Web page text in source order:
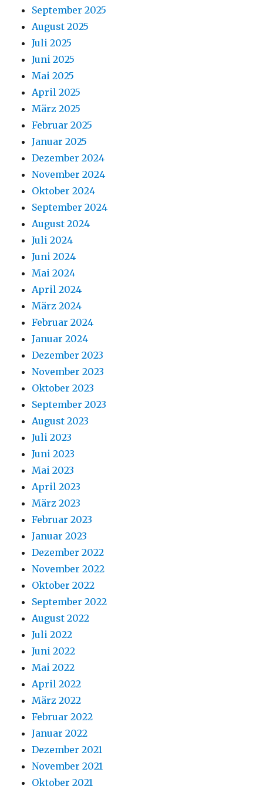
September 2025
August 2025
Juli 2025
Juni 2025
Mai 2025
April 2025
März 2025
Februar 2025
Januar 2025
Dezember 2024
November 2024
Oktober 2024
September 2024
August 2024
Juli 2024
Juni 2024
Mai 2024
April 2024
März 2024
Februar 2024
Januar 2024
Dezember 2023
November 2023
Oktober 2023
September 2023
August 2023
Juli 2023
Juni 2023
Mai 2023
April 2023
März 2023
Februar 2023
Januar 2023
Dezember 2022
November 2022
Oktober 2022
September 2022
August 2022
Juli 2022
Juni 2022
Mai 2022
April 2022
März 2022
Februar 2022
Januar 2022
Dezember 2021
November 2021
Oktober 2021